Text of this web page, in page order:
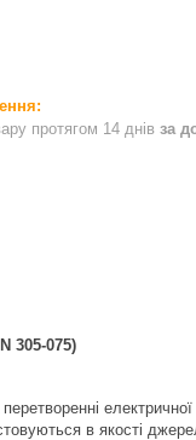
протягом 14 днів за
305-075)
в якості